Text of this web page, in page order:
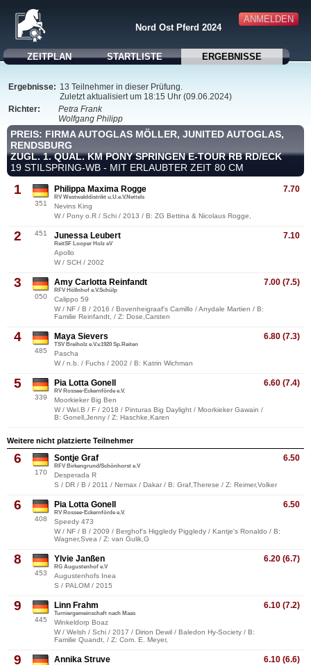
ANMELDEN
Nord Ost Pferd 2024
ZEITPLAN STARTLISTE ERGEBNISSE
Ergebnisse: 13 Teilnehmer in dieser Prüfung.
Zuletzt aktualisiert um 18:15 Uhr (09.06.2024)
Richter:
Petra Frank
Wolfgang Philipp
PREIS: FIRMA AUTOGLAS MÖLLER, JUNITED AUTOGLAS,
RENDSBURG
ZUGL. 1. QUAL. KM PONY SPRINGEN E-TOUR RB RD/ECK
19 STILSPRING-WB - MIT ERLAUBTER ZEIT 80 CM
1
351
7.70
Philippa Maxima Rogge
RV Westwalddistrikt u.U.e.V.Nettels
Nevins King
W / Pony o.R / Schi / 2013 / B: ZG Bettina & Nicolaus Rogge,
2 451 7.10
Junessa Leubert
ReitSF Looper Holz eV
Apollo
W / SCH / 2002
3
050
7.00 (7.5)
Amy Carlotta Reinfandt
RFV Höllnhof e.V.Schülp
Calippo 59
W / NF / B / 2016 / Bovenheigraaf's Camillo / Anydale Martien / B:
Familie Reinfandt, / Z: Dose,Carsten
4
485
6.80 (7.3)
Maya Sievers
TSV Breiholz e.V.v.1920 Sp.Reiten
Pascha
W / n.b. / Fuchs / 2002 / B: Katrin Wichman
5
339
6.60 (7.4)
Pia Lotta Gonell
RV Rossee-Eckernförde e.V.
Moorkieker Big Ben
W / Wel.B / F / 2018 / Pinturas Big Daylight / Moorkieker Gawain /
B: Gonell,Jenny / Z: Haschke,Karen
Weitere nicht platzierte Teilnehmer
6
170
6.50
Sontje Graf
RFV Birkengrund/Schönhorst e.V
Desperada R
S / DR / B / 2011 / Nemax / Dakar / B: Graf,Therese / Z: Reimer,Volker
6
408
6.50
Pia Lotta Gonell
RV Rossee-Eckernförde e.V.
Speedy 473
W / NF / B / 2009 / Berghof's Higgledy Piggledy / Kantje's Ronaldo / B:
Wagner,Svea / Z: van Gulik,G
8
453
6.20 (6.7)
Ylvie Janßen
RG Augustenhof e.V
Augustenhofs Inea
S / PALOM / 2015
9
445
6.10 (7.2)
Linn Frahm
Turniergemeinschaft nach Maas
Winkeldorp Boaz
W / Welsh / Schi / 2017 / Dirion Dewil / Baledon Hy-Society / B:
Familie Quandt, / Z: Com. E. Meyer,
9 6.10 (6.6)
Annika Struve